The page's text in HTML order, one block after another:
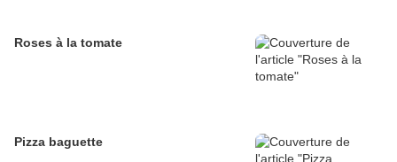
Roses à la tomate
Pizza baguette